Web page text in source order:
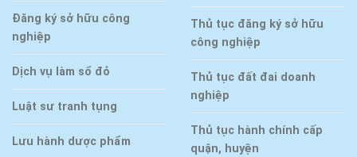
Đăng ký sở hữu công
nghiệp
Dịch vụ làm sổ đỏ
Luật sư tranh tụng
Lưu hành dược phẩm
Thủ tục đăng ký sở hữu
công nghiệp
Thủ tục đất đai doanh
nghiệp
Thủ tục hành chính cấp
quận, huyện